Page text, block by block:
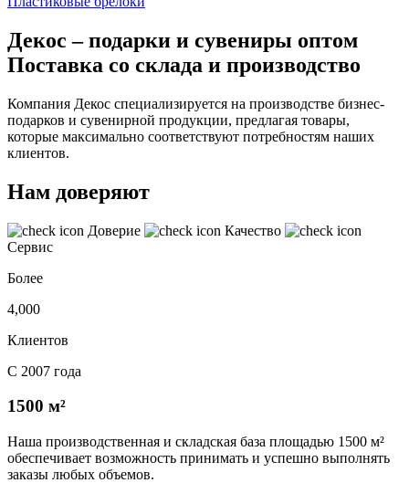
Декос – подарки и сувениры оптом
Поставка со склада и производство
Компания Декос специализируется на производстве бизнес-
подарков и сувенирной продукции, предлагая товары,
которые максимально соответствуют потребностям наших
клиентов.
Нам доверяют
Доверие
Качество
Сервис
Более
4,000
Клиентов
С 2007 года
1500 м²
Наша производственная и складская база площадью 1500 м²
обеспечивает возможность принимать и успешно выполнять
заказы любых объемов.